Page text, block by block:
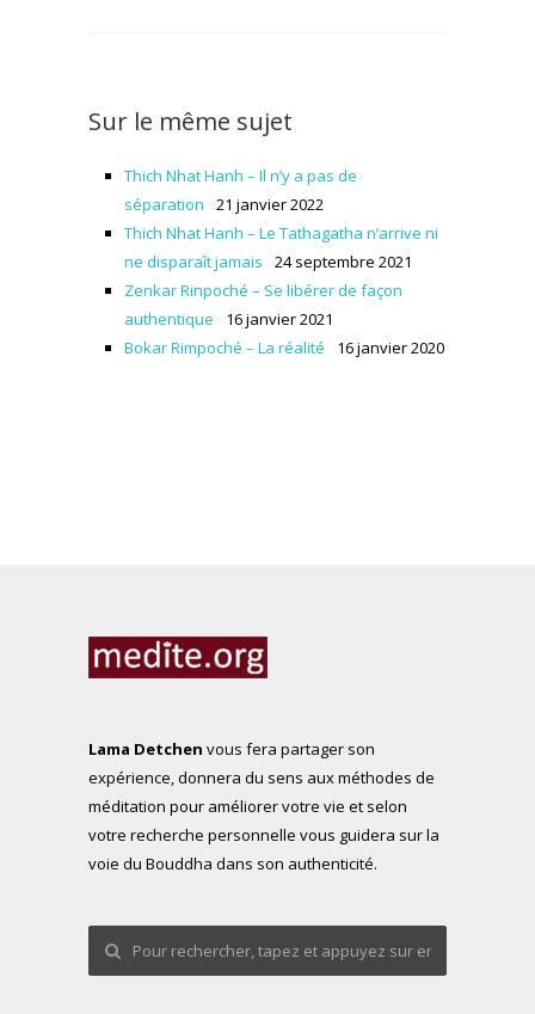
Sur le même sujet
Thich Nhat Hanh – Il n’y a pas de
séparation
21 janvier 2022
Thich Nhat Hanh – Le Tathagatha n’arrive ni
ne disparaît jamais
24 septembre 2021
Zenkar Rinpoché – Se libérer de façon
authentique
16 janvier 2021
Bokar Rimpoché – La réalité
16 janvier 2020
Lama Detchen vous fera partager son
expérience, donnera du sens aux méthodes de
méditation pour améliorer votre vie et selon
votre recherche personnelle vous guidera sur la
voie du Bouddha dans son authenticité.